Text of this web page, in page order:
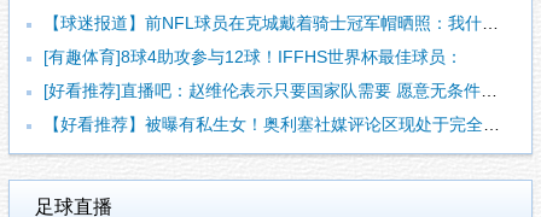
【球迷报道】前NFL球员在克城戴着骑士冠军帽晒照：我什么都不
[有趣体育]8球4助攻参与12球！IFFHS世界杯最佳球员：
[好看推荐]直播吧：赵维伦表示只要国家队需要 愿意无条件响应
【好看推荐】被曝有私生女！奥利塞社媒评论区现处于完全关闭状态
足球直播